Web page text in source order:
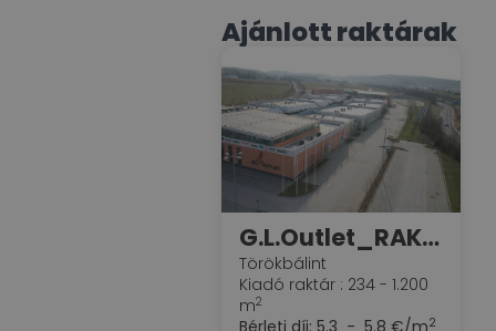
Ajánlott raktárak
G.L.Outlet_RAKTÁR
Törökbálint
Kiadó raktár : 234 - 1.200
m2
Bérleti díj: 5.3 - 5.8 €/m2